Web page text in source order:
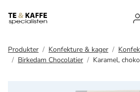
Produkter Konfekture & kager
Birkedam Chocolatier
Karamel,